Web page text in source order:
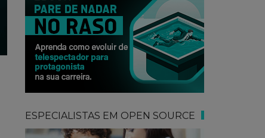
ESPECIALISTAS EM OPEN SOURCE